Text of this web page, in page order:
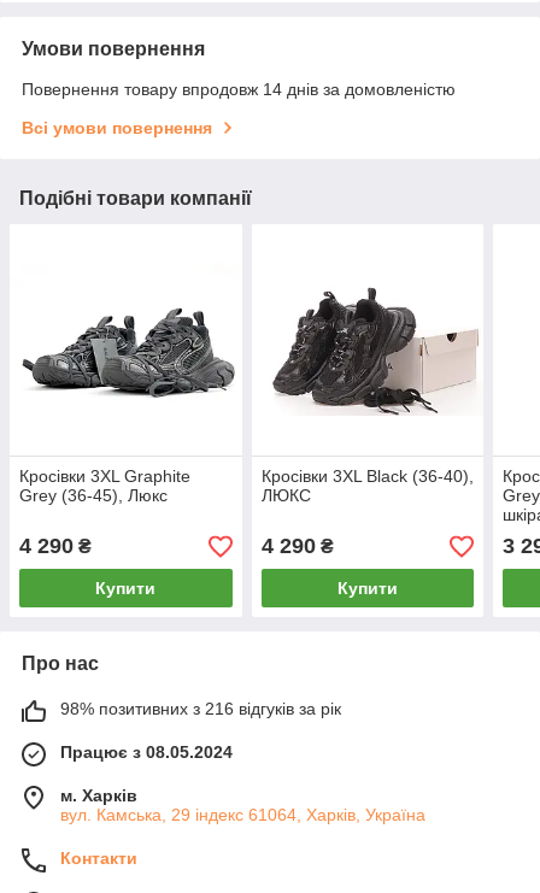
Умови повернення
Повернення товару впродовж 14 днів за домовленістю
Всі умови повернення
Подібні товари компанії
Кросівки 3XL Graphite
Grey (36-45), Люкс
4 290 ₴
Купити
Кросівки 3XL Black (36-40),
ЛЮКС
4 290₴
Купити
3
Про нас
98% позитивних з 216 відгуків за рік
Працює з 08.05.2024
м. Харків
вул. Камська, 29 індекс 61064, Харків, Україна
Контакти